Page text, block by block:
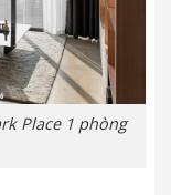
Place 1 phòng